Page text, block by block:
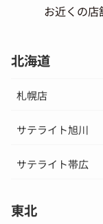
お近くの店
北海道
札幌店
サテライト旭川
サテライト帯広
東北